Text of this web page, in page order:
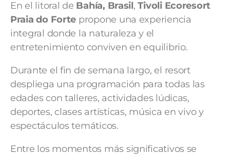
En el litoral de Bahía, Brasil,Tivoli Ecoresort
Praia do Forte propone una experiencia
integral donde la naturaleza y el
entretenimiento conviven en equilibrio.
Durante el fin de semana largo, el resort
despliega una programación para todas las
edades con talleres, actividades lúdicas,
deportes, clases artísticas, música en vivo y
espectáculos temáticos.
Entre los momentos más significativos se